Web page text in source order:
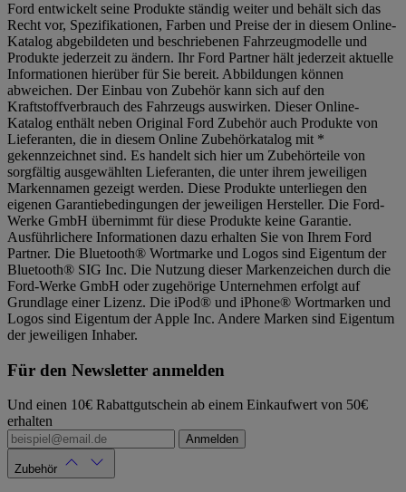
Ford entwickelt seine Produkte ständig weiter und behält sich das
Recht vor, Spezifikationen, Farben und Preise der in diesem Online-
Katalog abgebildeten und beschriebenen Fahrzeugmodelle und
Produkte jederzeit zu ändern. Ihr Ford Partner hält jederzeit aktuelle
Informationen hierüber für Sie bereit. Abbildungen können
abweichen. Der Einbau von Zubehör kann sich auf den
Kraftstoffverbrauch des Fahrzeugs auswirken. Dieser Online-
Katalog enthält neben Original Ford Zubehör auch Produkte von
Lieferanten, die in diesem Online Zubehörkatalog mit *
gekennzeichnet sind. Es handelt sich hier um Zubehörteile von
sorgfältig ausgewählten Lieferanten, die unter ihrem jeweiligen
Markennamen gezeigt werden. Diese Produkte unterliegen den
eigenen Garantiebedingungen der jeweiligen Hersteller. Die Ford-
Werke GmbH übernimmt für diese Produkte keine Garantie.
Ausführlichere Informationen dazu erhalten Sie von Ihrem Ford
Partner. Die Bluetooth® Wortmarke und Logos sind Eigentum der
Bluetooth® SIG Inc. Die Nutzung dieser Markenzeichen durch die
Ford-Werke GmbH oder zugehörige Unternehmen erfolgt auf
Grundlage einer Lizenz. Die iPod® und iPhone® Wortmarken und
Logos sind Eigentum der Apple Inc. Andere Marken sind Eigentum
der jeweiligen Inhaber.
Für den Newsletter anmelden
Und einen 10€ Rabattgutschein ab einem Einkaufwert von 50€
erhalten
Anmelden
Zubehör